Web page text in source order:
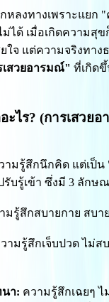
ลงทางเพราะแยก
ม่ได้ เมื่อเกิดความสุข
ใจ แต่ความจริงทาง
เสวยอารมณ์" ที่เกิด
ะไร? (การเสวย
ามรู้สึกนึกคิด แต่เป็น
บรู้เข้า ซึ่งมี 3 ลักษ
มรู้สึกสบายกาย สบา
ามรู้สึกเจ็บปวด ไม่ส
า: ความรู้สึกเฉยๆ